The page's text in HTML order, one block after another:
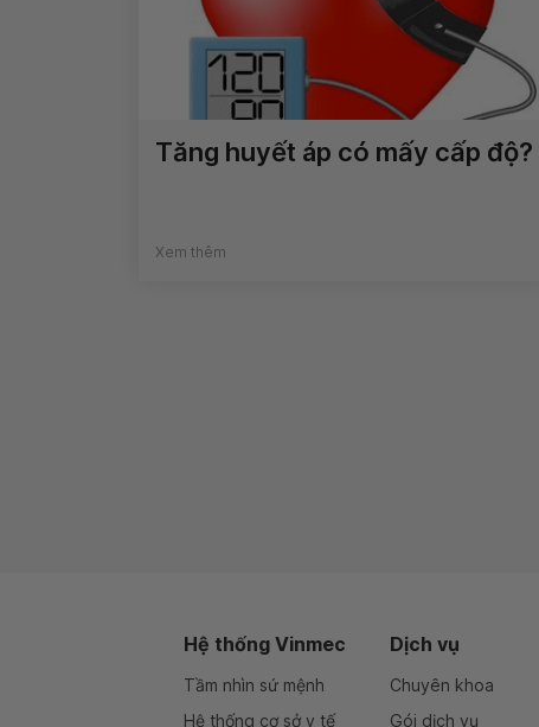
Tăng huyết áp có mấy cấp độ?
Xem thêm
Hệ thống Vinmec
Tầm nhìn sứ mệnh
Hệ thống cơ sở y tế
Dịch vụ
Chuyên khoa
Gói dịch vụ